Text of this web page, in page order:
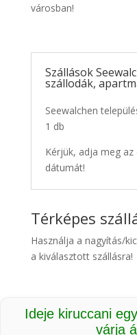
városban!
Szállások
szállodák,
Seewalchen
1 db
Kérjük, adja meg
dátumát!
Térképes
Használja a nagyítás/
a kiválasztott szállásra!
Ideje kiruccani
várja